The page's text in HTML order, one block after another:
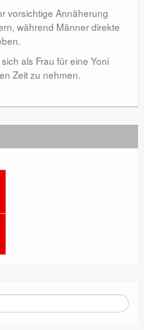
vorsichtige Annäherung
während Männer direkte
als Frau für eine Yoni
Zeit zu nehmen.